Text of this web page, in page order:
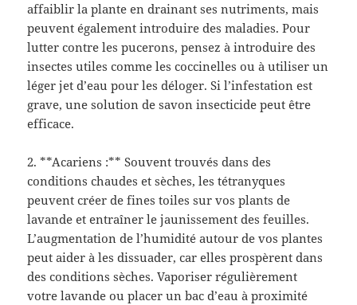
affaiblir la plante en drainant ses nutriments, mais
peuvent également introduire des maladies. Pour
lutter contre les pucerons, pensez à introduire des
insectes utiles comme les coccinelles ou à utiliser un
léger jet d’eau pour les déloger. Si l’infestation est
grave, une solution de savon insecticide peut être
efficace.
2. **Acariens :** Souvent trouvés dans des
conditions chaudes et sèches, les tétranyques
peuvent créer de fines toiles sur vos plants de
lavande et entraîner le jaunissement des feuilles.
L’augmentation de l’humidité autour de vos plantes
peut aider à les dissuader, car elles prospèrent dans
des conditions sèches. Vaporiser régulièrement
votre lavande ou placer un bac d’eau à proximité